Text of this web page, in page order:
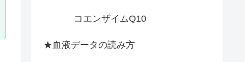
コエンザイムQ10
★血液データの読み方